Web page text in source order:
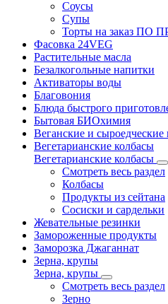
Соусы
Супы
Торты на заказ ПО
Фасовка 24VEG
Растительные масла
Безалкогольные напитки
Активаторы воды
Благовония
Блюда быстрого
Бытовая БИОхимия
Веганские и
Вегетарианские колбасы
Вегетарианские колбасы
Смотреть весь раздел
Колбасы
Продукты из сейтана
Сосиски и сардельки
Жевательные резинки
Замороженные продукты
Заморозка Джаганнат
Зерна, крупы
Зерна, крупы
Смотреть весь раздел
Зерно